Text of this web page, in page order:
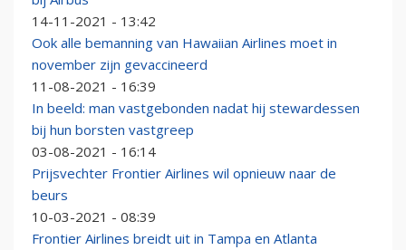
14-11-2021 - 13:42
Ook alle bemanning van Hawaiian Airlines moet in
november zijn gevaccineerd
11-08-2021 - 16:39
In beeld: man vastgebonden nadat hij stewardessen
bij hun borsten vastgreep
03-08-2021 - 16:14
Prijsvechter Frontier Airlines wil opnieuw naar de
beurs
10-03-2021 - 08:39
Frontier Airlines breidt uit in Tampa en Atlanta